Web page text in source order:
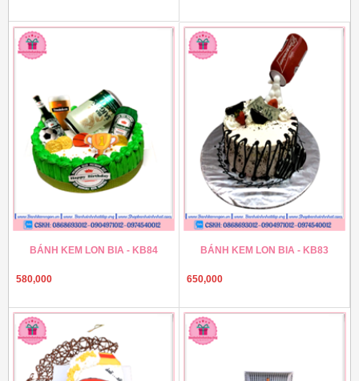
BÁNH KEM LON BIA - KB84
580,000
BÁNH KEM LON BIA - KB83
650,000